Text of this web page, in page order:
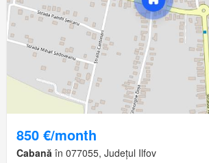
850 €/month
Cabană în 077055, Județul Ilfov